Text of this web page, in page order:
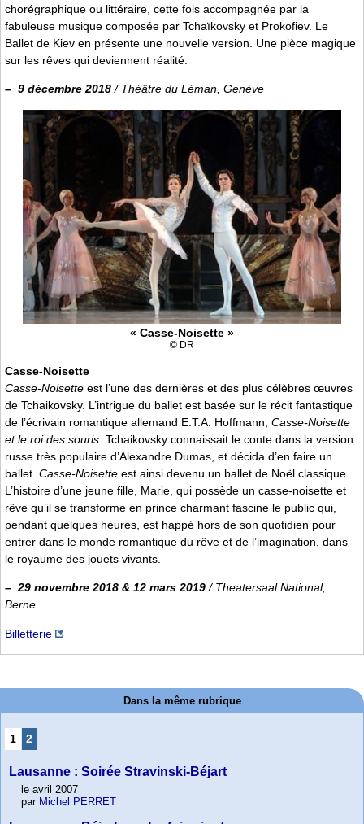
chorégraphique ou littéraire, cette fois accompagnée par la
fabuleuse musique composée par Tchaïkovsky et Prokofiev. Le
Ballet de Kiev en présente une nouvelle version. Une pièce magique
sur les rêves qui deviennent réalité.
– 9 décembre 2018/ Théâtre du Léman, Genève
« Casse-Noisette »
© DR
Casse-Noisette
Casse-Noisette est l’une des dernières et des plus célèbres œuvres
de Tchaikovsky. L’intrigue du ballet est basée sur le récit fantastique
de l’écrivain romantique allemand E.T.A. Hoffmann, Casse-Noisette
et le roi des souris . Tchaikovsky connaissait le conte dans la version
russe très populaire d’Alexandre Dumas, et décida d’en faire un
ballet. Casse-Noisette est ainsi devenu un ballet de Noël classique.
L’histoire d’une jeune fille, Marie, qui possède un casse-noisette et
rêve qu’il se transforme en prince charmant fascine le public qui,
pendant quelques heures, est happé hors de son quotidien pour
entrer dans le monde romantique du rêve et de l’imagination, dans
le royaume des jouets vivants.
– 29 novembre 2018 & 12 mars 2019/ Theatersaal National,
Berne
Billetterie
Dans la même rubrique
1 2
Lausanne : Soirée Stravinski-Béjart
le avril 2007
par Michel PERRET